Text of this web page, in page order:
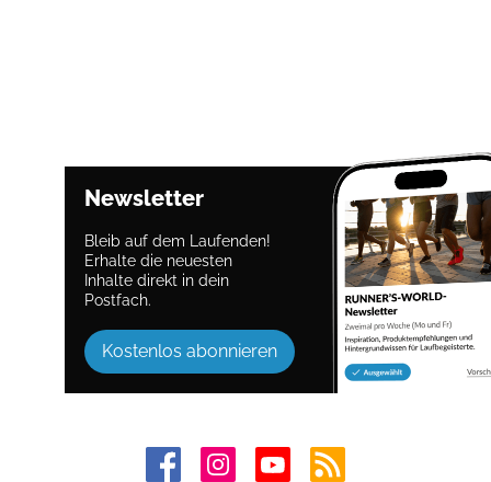
Newsletter
Bleib auf dem Laufenden!
Erhalte die neuesten
Inhalte direkt in dein
Postfach.
Kostenlos abonnieren